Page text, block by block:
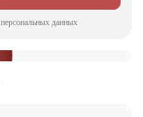
персональных данных